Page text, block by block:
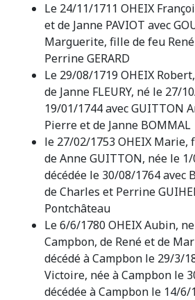
Le 24/11/1711 OHEIX
et de Janne PAVIOT avec
Marguerite, fille de feu
Perrine GERARD
Le 29/08/1719 OHEIX
de Janne FLEURY, né le 27/
19/01/1744 avec GUITTON
Pierre et de Janne BOMMAL
le 27/02/1753 OHEIX Marie,
de Anne GUITTON, née le
décédée le 30/08/1764 avec
de Charles et Perrine
Pontchâteau
Le 6/6/1780 OHEIX Aubin,
Campbon, de René et de
décédé à Campbon le 29/3/
Victoire, née à Campbon le
décédée à Campbon le 14/6/